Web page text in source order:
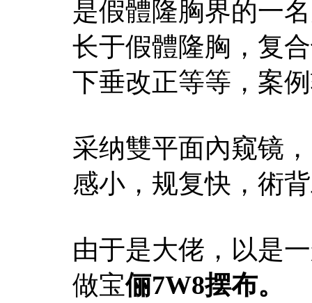
是假體隆胸界的一
长于假體隆胸，复
下垂改正等等，案
采纳雙平面內窥镜
感小，规复快，術
由于是大佬，以是
做宝俪7W8摆布。